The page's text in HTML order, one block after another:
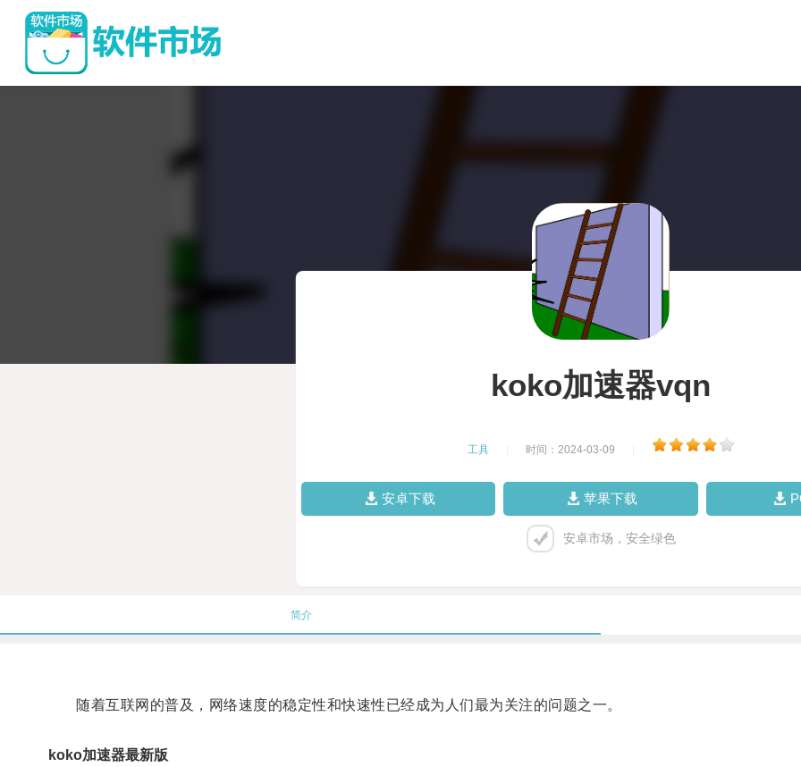
koko加速器vqn
工具 时间：2024-03-09
安卓下载 苹果下载
安卓市场，安全绿色
简介
随着互联网的普及，网络速度的稳定性和快速性已经成为人们最为关注的问题之一。
koko加速器最新版